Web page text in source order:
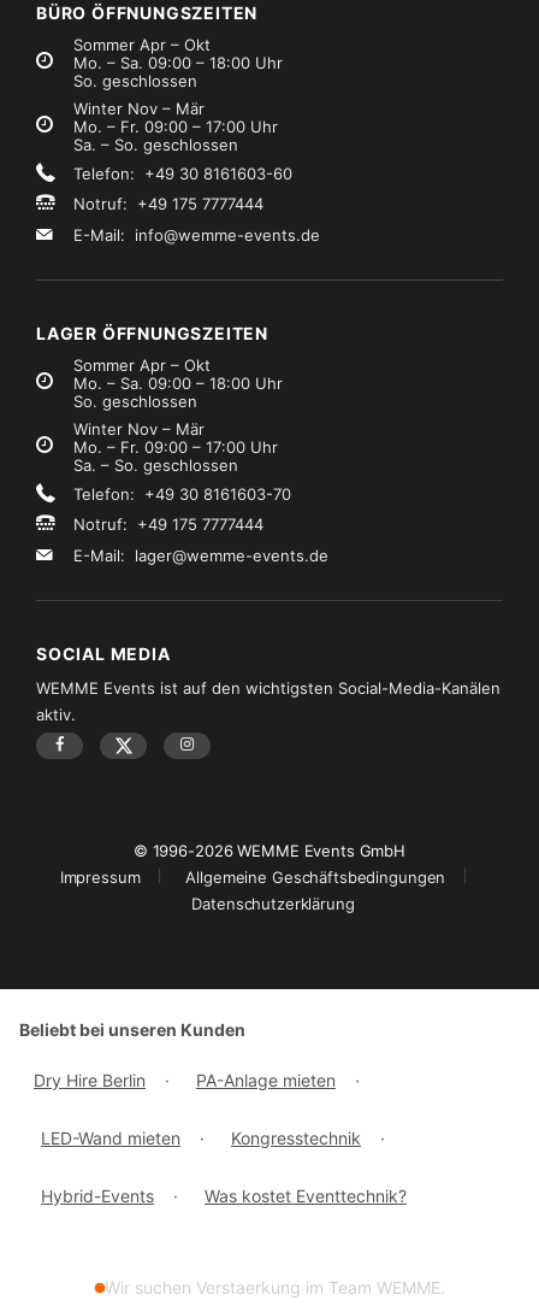
BÜRO ÖFFNUNGSZEITEN
Sommer Apr – Okt
Mo. – Sa. 09:00 – 18:00 Uhr
So. geschlossen
Winter Nov – Mär
Mo. – Fr. 09:00 – 17:00 Uhr
Sa. – So. geschlossen
Telefon: +49 30 8161603-60
Notruf: +49 175 7777444
E-Mail: info@wemme-events.de
LAGER ÖFFNUNGSZEITEN
Sommer Apr – Okt
Mo. – Sa. 09:00 – 18:00 Uhr
So. geschlossen
Winter Nov – Mär
Mo. – Fr. 09:00 – 17:00 Uhr
Sa. – So. geschlossen
Telefon: +49 30 8161603-70
Notruf: +49 175 7777444
E-Mail: lager@wemme-events.de
SOCIAL MEDIA
WEMME Events ist auf den wichtigsten Social-Media-Kanälen
aktiv.
© 1996-2026 WEMME Events GmbH
Impressum
Allgemeine Geschäftsbedingungen
Datenschutzerklärung
Beliebt bei unseren Kunden
Dry Hire Berlin · PA-Anlage mieten ·
LED-Wand mieten · Kongresstechnik ·
Hybrid-Events · Was kostet Eventtechnik?
Wir suchen Verstaerkung im Team WEMME.